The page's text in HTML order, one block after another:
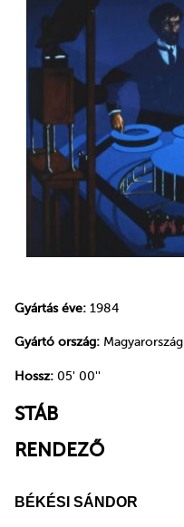
Gyártás éve: 1984
Gyártó ország: Magyarország
Hossz: 05' 00''
STÁB
RENDEZŐ
BÉKÉSI SÁNDOR